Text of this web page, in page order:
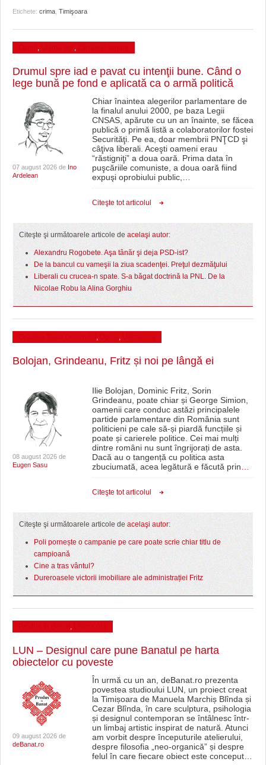
Etichete: crima Timişoara
, ,
Drumul spre iad e pavat cu intenţii bune. Când o
lege bună pe fond e aplicată ca o armă politică
07 august 2026 de Ino
Ardelean
Chiar înaintea alegerilor parlamentare de
la finalul anului 2000, pe baza Legii
CNSAS, apărute cu un an înainte, se făcea
publică o primă listă a colaboratorilor fostei
Securităţi. Pe ea, doar membrii PNŢCD şi
câţiva liberali. Aceşti oameni erau
“răstigniţi” a doua oară. Prima data în
puşcăriile comuniste, a doua oară fiind
expuşi oprobiului public,
Citeşte tot articolul
Citeşte şi următoarele articole de acelaşi autor:
Alexandru Rogobete. Aşa tânăr şi deja PSD-ist?
De la bancul cu vameşii la ziua scadenţei. Preţul dezmăţului
Liberali cu crucea-n spate. S-a băgat doctrină la PNL. De la
Nicolae Robu la Alina Gorghiu
, ,
Bolojan, Grindeanu, Fritz și noi pe lângă ei
08 august 2026 de
Eugen Sasu
Ilie Bolojan, Dominic Fritz, Sorin
Grindeanu, poate chiar și George Simion,
oamenii care conduc astăzi principalele
partide parlamentare din România sunt
politicieni pe cale să-și piardă funcțiile și
poate și carierele politice. Cei mai mulți
dintre români nu sunt îngrijorați de asta.
Dacă au o tangență cu politica asta
zbuciumată, acea legătură e făcută prin
Citeşte tot articolul
Citeşte şi următoarele articole de acelaşi autor:
Poli pornește o campanie pe care poate scrie chiar titlu de
campioană
Cine a tras vântul?
Dureroasele victorii imobiliare ale administrației Fritz
,
LUN – Designul care pune Banatul pe harta
obiectelor cu poveste
09 august 2026 de
deBanat.ro
În urmă cu un an, deBanat.ro prezenta
povestea studioului LUN, un proiect creat
la Timișoara de Manuela Marchiș Blînda și
Cezar Blînda, în care sculptura, psihologia
și designul contemporan se întâlnesc într-
un limbaj artistic inspirat de natură. Atunci
am vorbit despre începuturile atelierului,
despre filosofia „neo-organică” și despre
felul în care fiecare obiect este conceput…